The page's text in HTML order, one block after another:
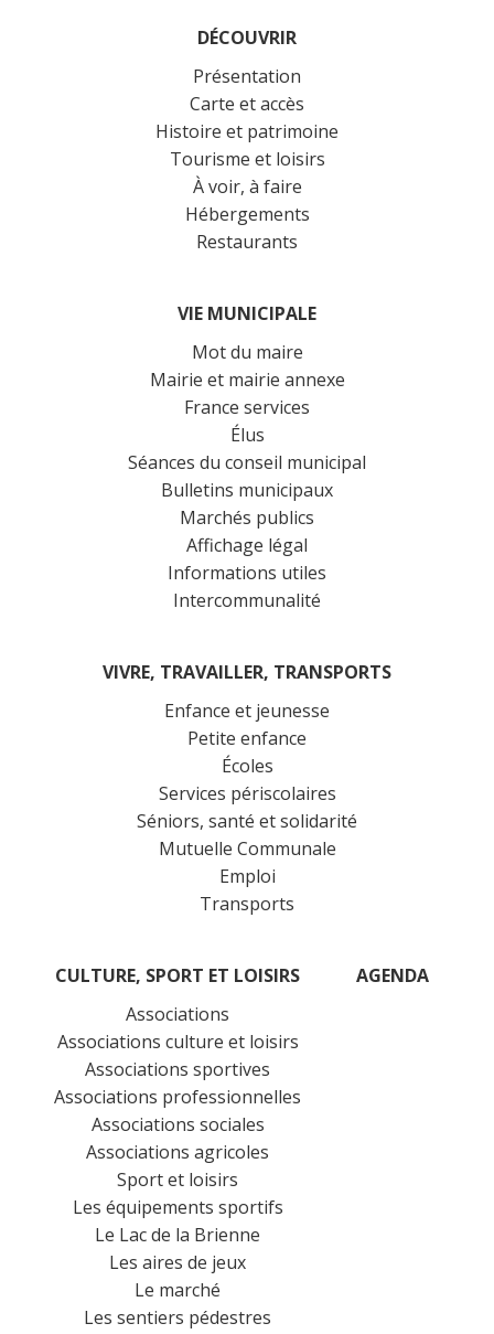
DÉCOUVRIR
Présentation
Carte et accès
Histoire et patrimoine
Tourisme et loisirs
À voir, à faire
Hébergements
Restaurants
VIE MUNICIPALE
Mot du maire
Mairie et mairie annexe
France services
Élus
Séances du conseil municipal
Bulletins municipaux
Marchés publics
Affichage légal
Informations utiles
Intercommunalité
VIVRE, TRAVAILLER, TRANSPORTS
Enfance et jeunesse
Petite enfance
Écoles
Services périscolaires
Séniors, santé et solidarité
Mutuelle Communale
Emploi
Transports
CULTURE, SPORT ET LOISIRS
Associations
Associations culture et loisirs
Associations sportives
Associations professionnelles
Associations sociales
Associations agricoles
Sport et loisirs
Les équipements sportifs
Le Lac de la Brienne
Les aires de jeux
Le marché
Les sentiers pédestres
AGENDA